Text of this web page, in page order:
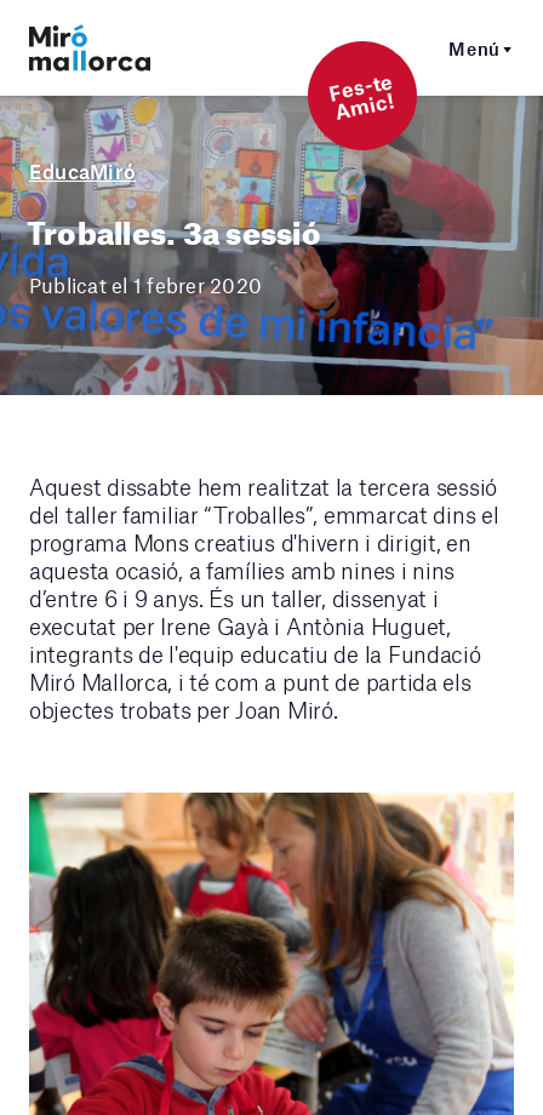
Menú
F
es-t
e
A
mi
c!
EducaMiró
Troballes. 3a sessió
Publicat el 1 febrer 2020
Aquest dissabte hem realitzat la tercera sessió
del taller familiar “Troballes”, emmarcat dins el
programa Mons creatius d'hivern i dirigit, en
aquesta ocasió, a famílies amb nines i nins
d’entre 6 i 9 anys. És un taller, dissenyat i
executat per Irene Gayà i Antònia Huguet,
integrants de l'equip educatiu de la Fundació
Miró Mallorca, i té com a punt de partida els
objectes trobats per Joan Miró.